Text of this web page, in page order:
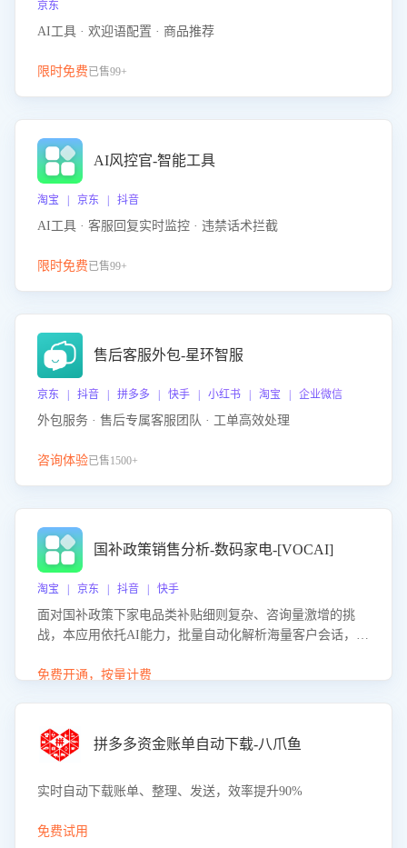
京东
AI工具 · 欢迎语配置 · 商品推荐
限时免费已售99+
AI风控官-智能工具
淘宝 | 京东 | 抖音
AI工具 · 客服回复实时监控 · 违禁话术拦截
限时免费已售99+
售后客服外包-星环智服
京东 | 抖音 | 拼多多 | 快手 | 小红书 | 淘宝 | 企业微信
外包服务 · 售后专属客服团队 · 工单高效处理
咨询体验已售1500+
国补政策销售分析-数码家电-[VOCAI]
淘宝 | 京东 | 抖音 | 快手
面对国补政策下家电品类补贴细则复杂、咨询量激增的挑
战，本应用依托AI能力，批量自动化解析海量客户会话，精
购买意向，深度洞察决策动因。同时全面评估客服团队政策
度、客服转化能力及销售业绩。
免费开通，按量计费
拼多多资金账单自动下载-八爪鱼
实时自动下载账单、整理、发送，效率提升90%
免费试用